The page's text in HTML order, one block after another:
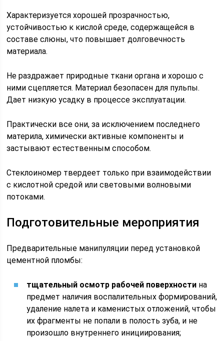
Характеризуется хорошей прозрачностью,
устойчивостью к кислой среде, содержащейся в
составе слюны, что повышает долговечность
материала.
Не раздражает природные ткани органа и хорошо с
ними сцепляется. Материал безопасен для пульпы.
Дает низкую усадку в процессе эксплуатации.
Практически все они, за исключением последнего
материла, химически активные компоненты и
застывают естественным способом.
Стеклоиномер твердеет только при взаимодействии
с кислотной средой или световыми волновыми
потоками.
Подготовительные мероприятия
Предварительные манипуляции перед установкой
цементной пломбы:
тщательный осмотр рабочей поверхности на
предмет наличия воспалительных формирований,
удаление налета и каменистых отложений, чтобы
их фрагменты не попали в полость зуба, и не
произошло внутреннего инициирования;